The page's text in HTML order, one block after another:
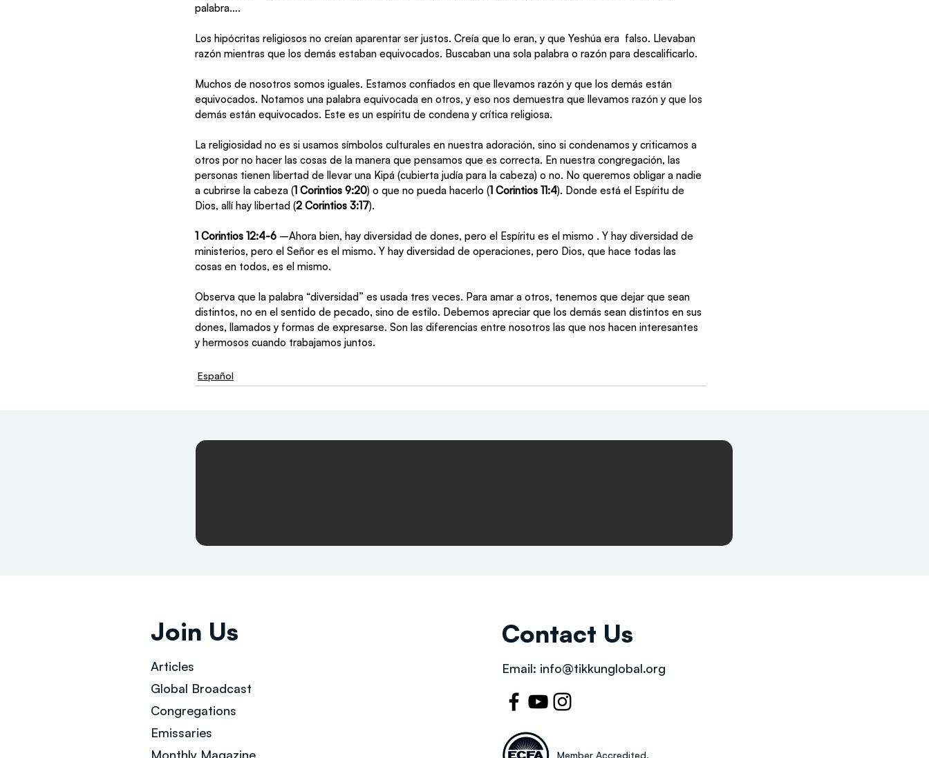
palabra….
Los hipócritas religiosos no creían aparentar ser justos. Creía que lo eran, y que Yeshúa era  falso. Llevaban
razón mientras que los demás estaban equivocados. Buscaban una sola palabra o razón para descalificarlo.
Muchos de nosotros somos iguales. Estamos confiados en que llevamos razón y que los demás están
equivocados. Notamos una palabra equivocada en otros, y eso nos demuestra que llevamos razón y que los
demás están equivocados. Este es un espíritu de condena y crítica religiosa.
La religiosidad no es si usamos símbolos culturales en nuestra adoración, sino si condenamos y criticamos a
otros por no hacer las cosas de la manera que pensamos que es correcta. En nuestra congregación, las
personas tienen libertad de llevar una Kipá (cubierta judía para la cabeza) o no. No queremos obligar a nadie
a cubrirse la cabeza (1 Corintios 9:20) o que no pueda hacerlo (1 Corintios 11:4). Donde está el Espíritu de
Dios, allí hay libertad (2 Corintios 3:17).
1 Corintios 12:4-6 –Ahora bien, hay diversidad de dones, pero el Espíritu es el mismo . Y hay diversidad de
ministerios, pero el Señor es el mismo. Y hay diversidad de operaciones, pero Dios, que hace todas las
cosas en todos, es el mismo.
Observa que la palabra “diversidad” es usada tres veces. Para amar a otros, tenemos que dejar que sean
distintos, no en el sentido de pecado, sino de estilo. Debemos apreciar que los demás sean distintos en sus
dones, llamados y formas de expresarse. Son las diferencias entre nosotros las que nos hacen interesantes
y hermosos cuando trabajamos juntos.
Español
Join Us
Articles
Global Broadcast
Congregations
Emissaries
Monthly Magazine
Contact Us
Email: info@tikkunglobal.org
Member Accredited.